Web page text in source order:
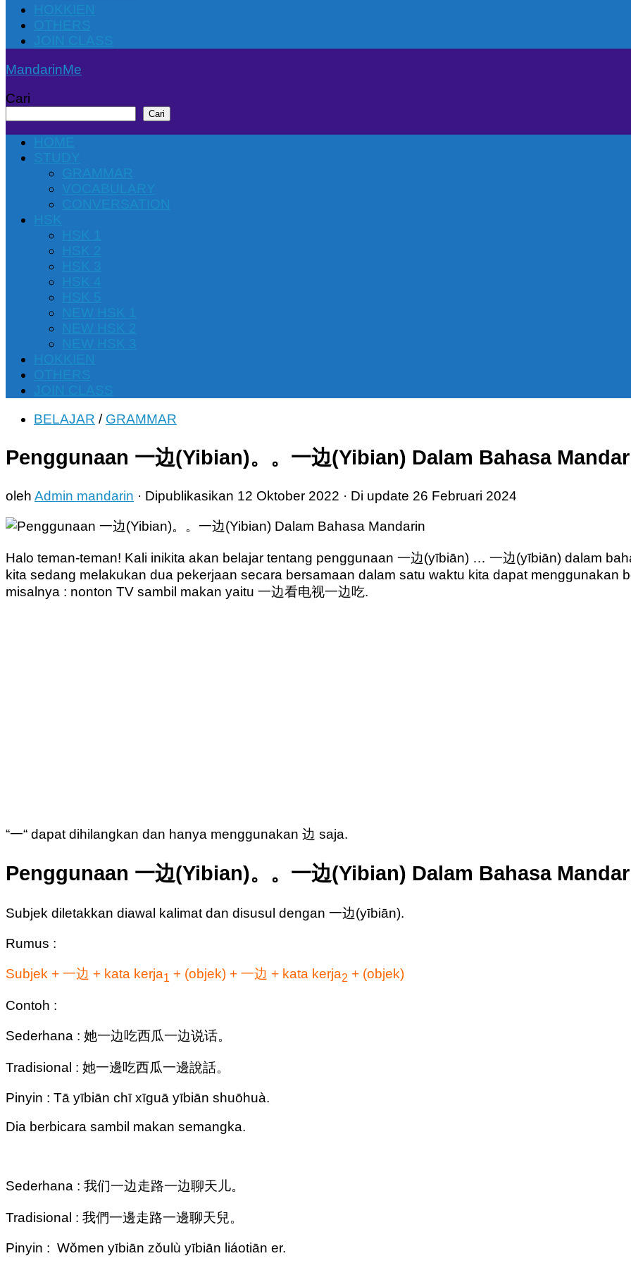
HOKKIEN
OTHERS
JOIN CLASS
MandarinMe
Cari
Cari
HOME
STUDY
GRAMMAR
VOCABULARY
CONVERSATION
HSK
HSK 1
HSK 2
HSK 3
HSK 4
HSK 5
NEW HSK 1
NEW HSK 2
NEW HSK 3
HOKKIEN
OTHERS
JOIN CLASS
BELAJAR / GRAMMAR
Penggunaan 一边(Yibian)。。一边(Yibian) Dalam Bahasa
oleh Admin mandarin · Dipublikasikan 12 Oktober 2022 · Di update 26 Februari 2024
Halo teman-teman! Kali inikita akan belajar tentang penggunaan 一边(yībiān) … 一边(yībiān) dalam
kita sedang melakukan dua pekerjaan secara bersamaan dalam satu waktu kita dapat menggunakan
misalnya : nonton TV sambil makan yaitu 一边看电视一边吃.
“一“ dapat dihilangkan dan hanya menggunakan 边 saja.
Penggunaan 一边(Yibian)。。一边(Yibian) Dalam Bahasa
Subjek diletakkan diawal kalimat dan disusul dengan 一边(yībiān).
Rumus :
Subjek + 一边 + kata kerja1 + (objek) + 一边 + kata kerja2 + (objek)
Contoh :
Sederhana : 她一边吃西瓜一边说话。
Tradisional : 她一邊吃西瓜一邊說話。
Pinyin : Tā yībiān chī xīguā yībiān shuōhuà.
Dia berbicara sambil makan semangka.
Sederhana : 我们一边走路一边聊天儿。
Tradisional : 我們一邊走路一邊聊天兒。
Pinyin : Wǒmen yībiān zǒulù yībiān liáotiān er.